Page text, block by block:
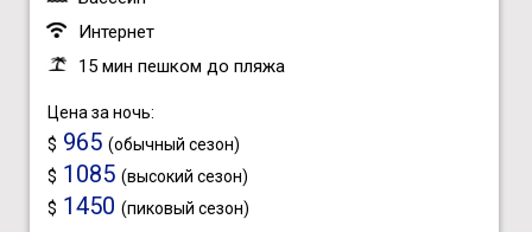
Интернет
15 мин пешком до пляжа
Цена за ночь:
$ 965 (обычный сезон)
$ 1085 (высокий сезон)
$ 1450 (пиковый сезон)